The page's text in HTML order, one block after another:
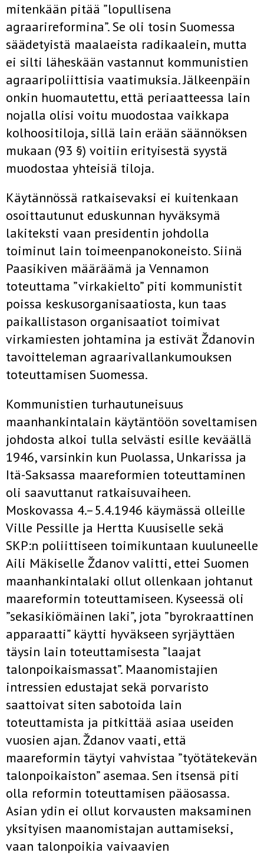
mitenkään pitää ”lopullisena
agraarireformina”. Se oli tosin Suomessa
säädetyistä maalaeista radikaalein, mutta
ei silti läheskään vastannut kommunistien
agraaripoliittisia vaatimuksia. Jälkeenpäin
onkin huomautettu, että periaatteessa lain
nojalla olisi voitu muodostaa vaikkapa
kolhoositiloja, sillä lain erään säännöksen
mukaan (93 §) voitiin erityisestä syystä
muodostaa yhteisiä tiloja.
Käytännössä ratkaisevaksi ei kuitenkaan
osoittautunut eduskunnan hyväksymä
lakiteksti vaan presidentin johdolla
toiminut lain toimeenpanokoneisto. Siinä
Paasikiven määräämä ja Vennamon
toteuttama ”virkakielto” piti kommunistit
poissa keskusorganisaatiosta, kun taas
paikallistason organisaatiot toimivat
virkamiesten johtamina ja estivät Ždanovin
tavoitteleman agraarivallankumouksen
toteuttamisen Suomessa.
Kommunistien turhautuneisuus
maanhankintalain käytäntöön soveltamisen
johdosta alkoi tulla selvästi esille keväällä
1946, varsinkin kun Puolassa, Unkarissa ja
Itä-Saksassa maareformien toteuttaminen
oli saavuttanut ratkaisuvaiheen.
Moskovassa 4.–5.4.1946 käymässä olleille
Ville Pessille ja Hertta Kuusiselle sekä
SKP:n poliittiseen toimikuntaan kuuluneelle
Aili Mäkiselle Ždanov valitti, ettei Suomen
maanhankintalaki ollut ollenkaan johtanut
maareformin toteuttamiseen. Kyseessä oli
”sekasikiömäinen laki”, jota ”byrokraattinen
apparaatti” käytti hyväkseen syrjäyttäen
täysin lain toteuttamisesta ”laajat
talonpoikaismassat”. Maanomistajien
intressien edustajat sekä porvaristo
saattoivat siten sabotoida lain
toteuttamista ja pitkittää asiaa useiden
vuosien ajan. Ždanov vaati, että
maareformin täytyi vahvistaa ”työtätekevän
talonpoikaiston” asemaa. Sen itsensä piti
olla reformin toteuttamisen pääosassa.
Asian ydin ei ollut korvausten maksaminen
yksityisen maanomistajan auttamiseksi,
vaan talonpoikia vaivaavien